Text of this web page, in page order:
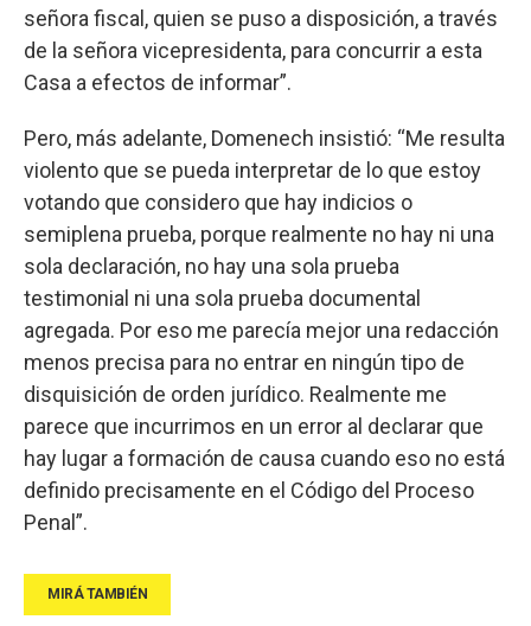
señora fiscal, quien se puso a disposición, a través
de la señora vicepresidenta, para concurrir a esta
Casa a efectos de informar”.
Pero, más adelante, Domenech insistió: “Me resulta
violento que se pueda interpretar de lo que estoy
votando que considero que hay indicios o
semiplena prueba, porque realmente no hay ni una
sola declaración, no hay una sola prueba
testimonial ni una sola prueba documental
agregada. Por eso me parecía mejor una redacción
menos precisa para no entrar en ningún tipo de
disquisición de orden jurídico. Realmente me
parece que incurrimos en un error al declarar que
hay lugar a formación de causa cuando eso no está
definido precisamente en el Código del Proceso
Penal”.